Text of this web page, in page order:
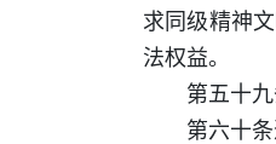
求同级精神
法权益。
第五十九条
第六十条违